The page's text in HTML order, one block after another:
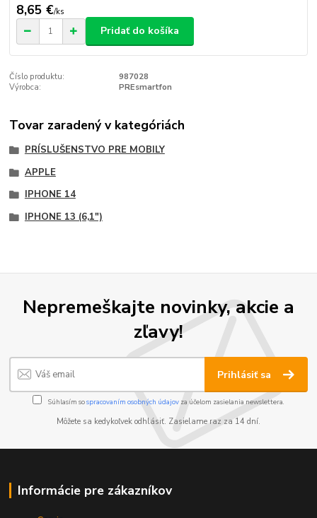
8,65 €/ks
Pridať do košíka
Číslo produktu:
987028
Výrobca:
PREsmartfon
Tovar zaradený v kategóriách
PRÍSLUŠENSTVO PRE MOBILY
APPLE
IPHONE 14
IPHONE 13 (6,1")
Nepremeškajte novinky, akcie a
zľavy!
Prihlásiť sa
Súhlasím sospracovaním osobných údajov za účelom zasielania newslettera.
Môžete sa kedykoľvek odhlásiť. Zasielame raz za 14 dní.
Informácie pre zákazníkov